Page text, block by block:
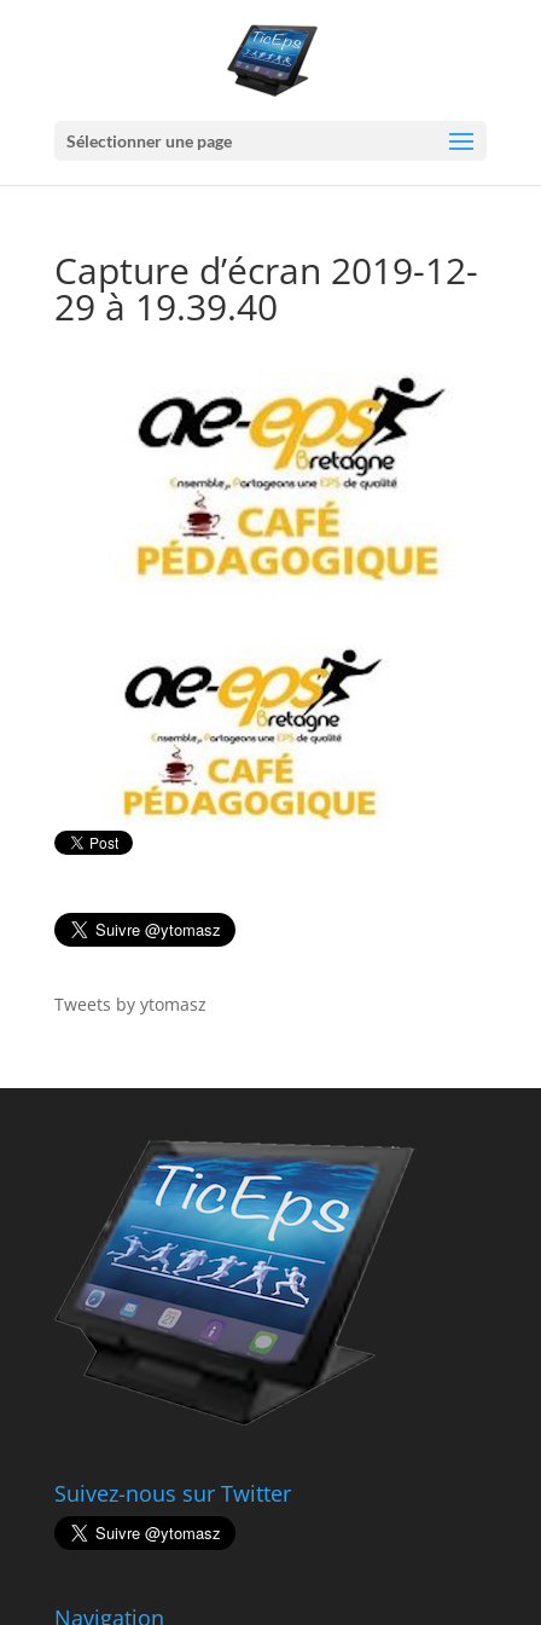
Sélectionner une page
Capture d’écran 2019-12-
29 à 19.39.40
Tweets by ytomasz
Suivez-nous sur Twitter
Navigation